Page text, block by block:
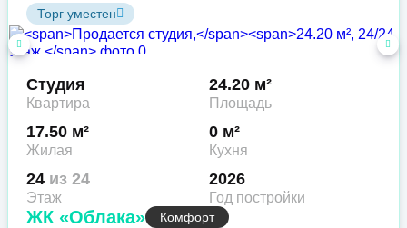
Торг уместен
Студия
Квартира
24.20 м²
Площадь
17.50 м²
Жилая
0 м²
Кухня
24 из 24
Этаж
2026
Год постройки
ЖК «Облака» Комфорт